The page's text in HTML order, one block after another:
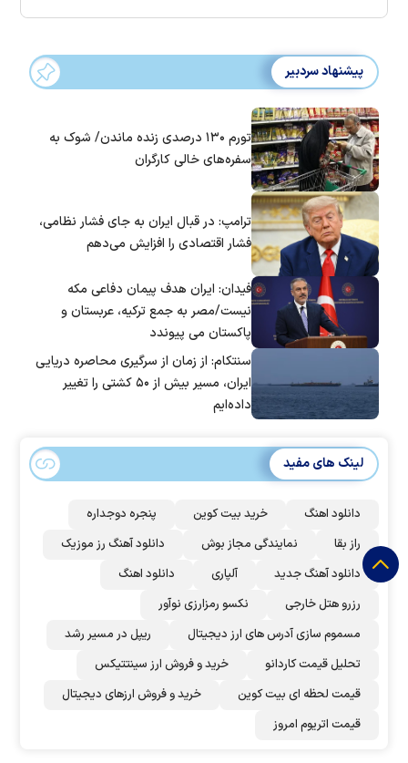
پیشنهاد سردبیر
تورم ۱۳۰ درصدی زنده ماندن/ شوک به
سفره‌های خالی کارگران
ترامپ: در قبال ایران به جای فشار نظامی،
فشار اقتصادی را افزایش می‌دهم
فیدان: ایران هدف پیمان دفاعی مکه
نیست/مصر به جمع ترکیه، عربستان و
پاکستان می پیوندد
سنتکام: از زمان از سرگیری محاصره دریایی
ایران، مسیر بیش از ۵۰ کشتی را تغییر
داده‌ایم
لینک های مفید
دانلود اهنگ خرید بیت کوین
پنجره دوجداره
راز بقا
نمایندگی مجاز بوش
دانلود آهنگ رز‌ موزیک
دانلود آهنگ جدید
آلپاری
دانلود اهنگ
رزرو هتل خارجی
نکسو رمزارزی نوآور
مسموم سازی آدرس های ارز دیجیتال
ریپل در مسیر رشد
تحلیل قیمت کاردانو
خرید و فروش ارز سینتتیکس
قیمت لحظه ای بیت کوین
خرید و فروش ارزهای دیجیتال
قیمت اتریوم امروز